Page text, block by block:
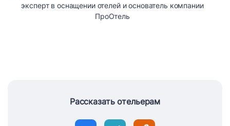
эксперт в оснащении отелей и основатель компании
ПроОтель
Рассказать отельерам